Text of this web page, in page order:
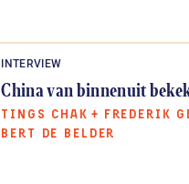
INTERVIEW
China van binnenuit
TINGS CHAK + FREDERIK
BERT DE BELDER